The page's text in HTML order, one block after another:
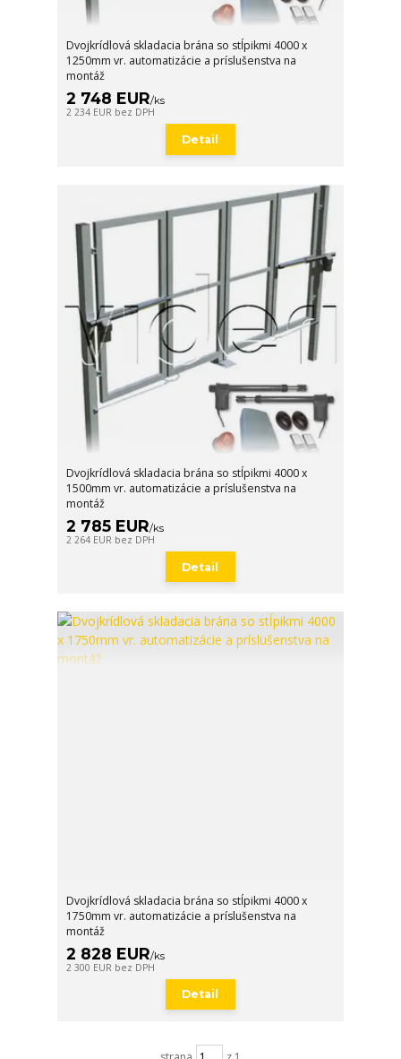
Dvojkrídlová skladacia brána so stĺpikmi 4000 x
1250mm vr. automatizácie a príslušenstva na
montáž
2 748 EUR/ks
2 234 EUR bez DPH
Detail
Dvojkrídlová skladacia brána so stĺpikmi 4000 x
1500mm vr. automatizácie a príslušenstva na
montáž
2 785 EUR/ks
2 264 EUR bez DPH
Detail
Dvojkrídlová skladacia brána so stĺpikmi 4000 x
1750mm vr. automatizácie a príslušenstva na
montáž
2 828 EUR/ks
2 300 EUR bez DPH
Detail